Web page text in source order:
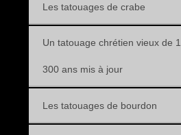
Les tatouages de crabe
Un tatouage chrétien vieux de 1
300 ans mis à jour
Les tatouages de bourdon